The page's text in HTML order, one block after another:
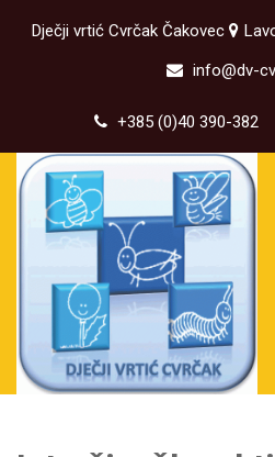
Dječji vrtić Cvrčak Čakovec
info@dv-
+385 (0)40 390-382